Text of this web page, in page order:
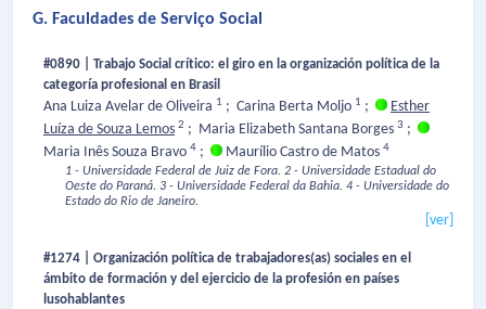
G. Faculdades de Serviço Social
#0890 | Trabajo Social crítico: el giro en la organización política de la
categoría profesional en Brasil
Ana Luiza Avelar de Oliveira 1 ; Carina Berta Moljo 1 ;
Esther
Luíza de Souza Lemos 2 ; Maria Elizabeth Santana Borges 3 ;
Maria Inês Souza Bravo 4 ; Maurílio Castro de Matos 4
1 - Universidade Federal de Juiz de Fora. 2 - Universidade Estadual do
Oeste do Paraná. 3 - Universidade Federal da Bahia. 4 - Universidade do
Estado do Rio de Janeiro.
[ver]
#1274 | Organización política de trabajadores(as) sociales en el
ámbito de formación y del ejercicio de la profesión en países
lusohablantes